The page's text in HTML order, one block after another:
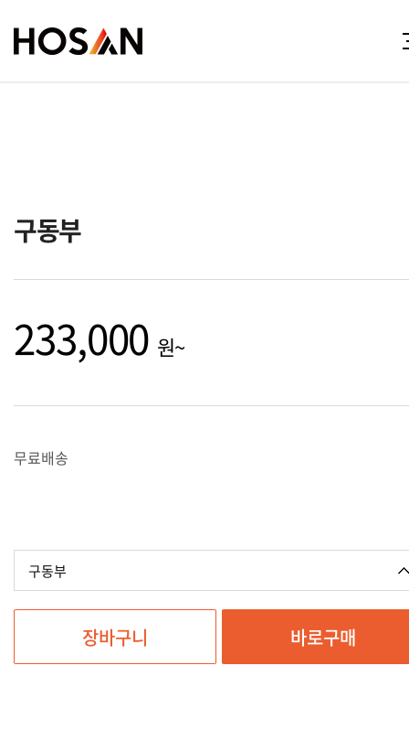
구동부
233,000 원~
무료배송
구동부
장바구니 바로구매